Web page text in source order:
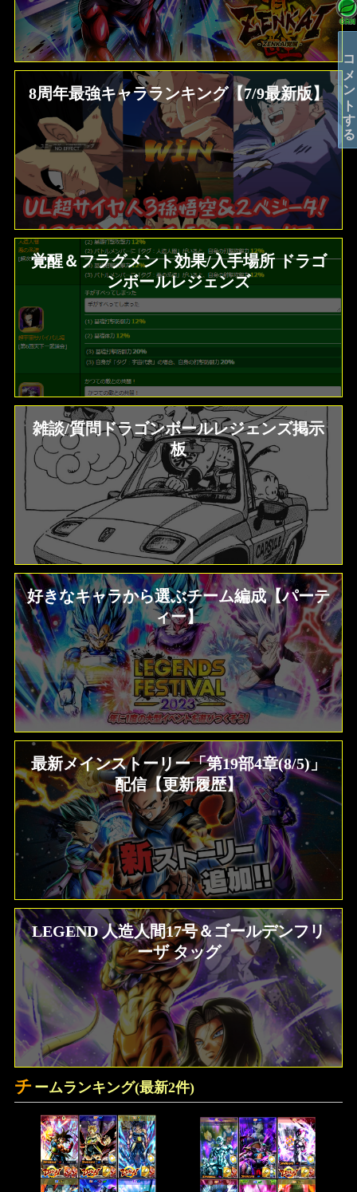
8周年最強キャラランキング【7/9最新版】
覚醒＆フラグメント効果/入手場所 ドラゴ
ンボールレジェンズ
雑談/質問ドラゴンボールレジェンズ掲示
板
好きなキャラから選ぶチーム編成【パーテ
ィー】
最新メインストーリー「第19部4章(8/5)」
配信【更新履歴】
LEGEND 人造人間17号＆ゴールデンフリ
ーザ タッグ
チ ームランキング(最新2件)
コメントする